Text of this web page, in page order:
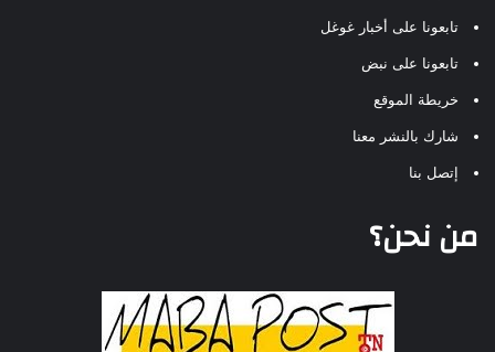
تابعونا على أخبار غوغل
تابعونا على نبض
خريطة الموقع
شارك بالنشر معنا
إتصل بنا
من نحن؟